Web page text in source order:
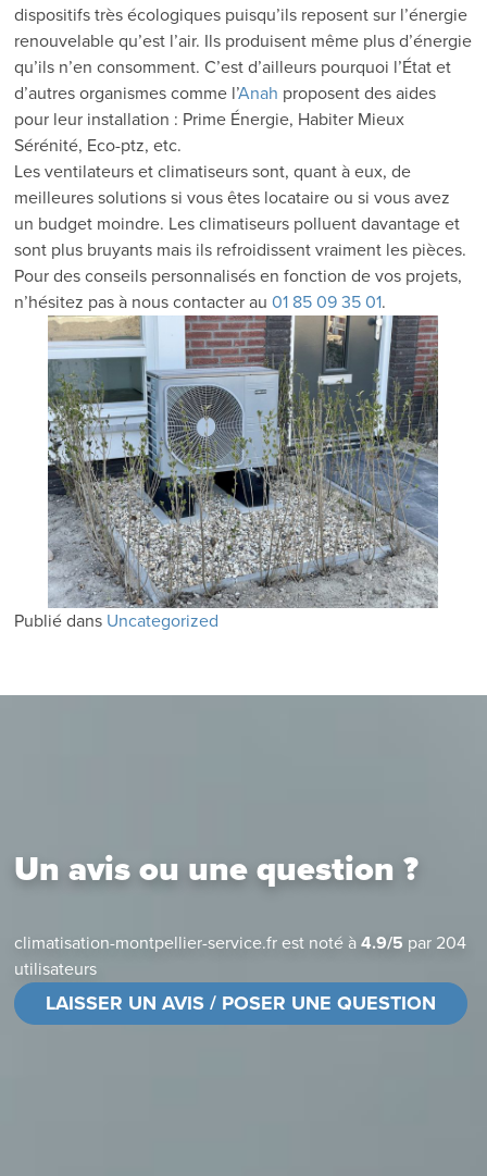
dispositifs très écologiques puisqu’ils reposent sur l’énergie
renouvelable qu’est l’air. Ils produisent même plus d’énergie
qu’ils n’en consomment. C’est d’ailleurs pourquoi l’État et
d’autres organismes comme l’Anah proposent des aides
pour leur installation : Prime Énergie, Habiter Mieux
Sérénité, Eco-ptz, etc.
Les ventilateurs et climatiseurs sont, quant à eux, de
meilleures solutions si vous êtes locataire ou si vous avez
un budget moindre. Les climatiseurs polluent davantage et
sont plus bruyants mais ils refroidissent vraiment les pièces.
Pour des conseils personnalisés en fonction de vos projets,
n’hésitez pas à nous contacter au01 85 09 35 01.
Publié dans Uncategorized
Un avis ou une question ?
climatisation-montpellier-service.fr est noté à4.9/5 par 204
utilisateurs
LAISSER UN AVIS / POSER UNE QUESTION